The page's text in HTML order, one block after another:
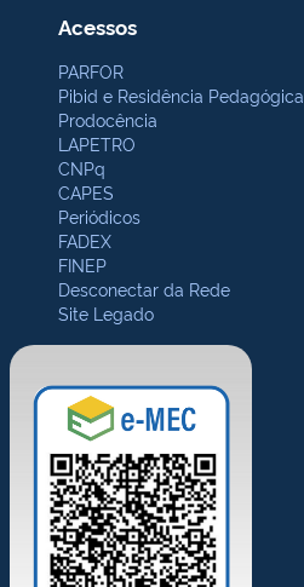
Acessos
PARFOR
Pibid e Residência Pedagógica
Prodocência
LAPETRO
CNPq
CAPES
Periódicos
FADEX
FINEP
Desconectar da Rede
Site Legado